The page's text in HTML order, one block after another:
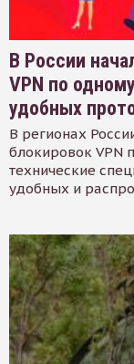
В России
VPN по
удобных
В регионах
блокировок VPN
технические
удобных и